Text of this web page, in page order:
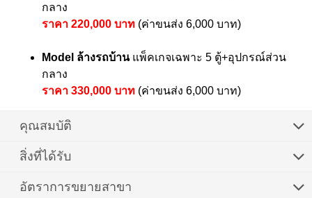
กลาง
ราคา 220,000 บาท (ค่าขนส่ง 6,000 บาท)
Model ล้างรถบ้านแพ็คเกจเฉพาะ 5 ตู้+อุปกรณ์ส่วน
กลาง
ราคา 330,000 บาท (ค่าขนส่ง 6,000 บาท)
คุณสมบัติ
สิ่งที่ได้รับ
อัตราการขยายสาขา